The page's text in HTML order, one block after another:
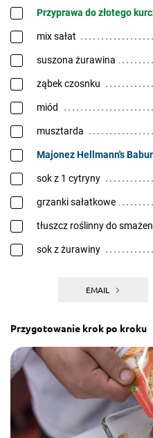
Przyprawa do złotego
mix sałat
suszona żurawina
ząbek czosnku
miód
musztarda
Majonez Hellmann's
sok z 1 cytryny
grzanki sałatkowe
tłuszcz roślinny do
sok z żurawiny
EMAIL
Przygotowanie krok po kroku